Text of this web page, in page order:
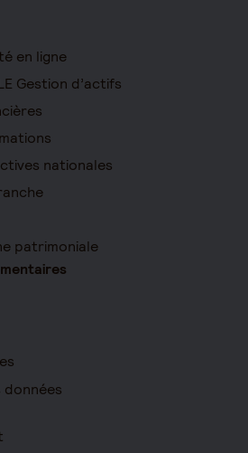
en ligne
Gestion d’actifs
nationales
patrimoniale